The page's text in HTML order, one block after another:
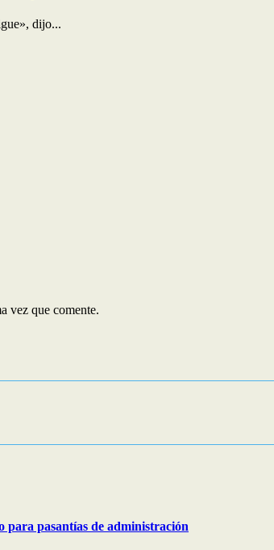
dijo...
vez que comente.
pasantías de administración